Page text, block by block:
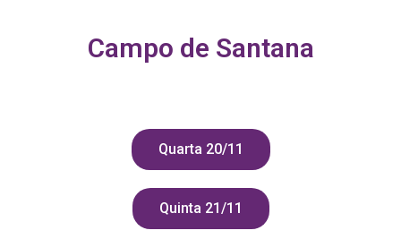
Campo de Santana
Quarta 20/11
Quinta 21/11